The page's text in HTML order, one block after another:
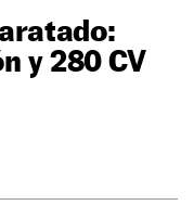
y 280 CV